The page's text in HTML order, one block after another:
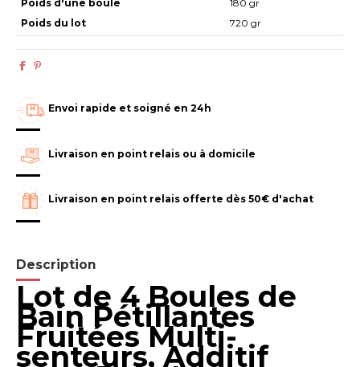
Poids d'une boule
Poids du lot
180 gr
720 gr
Envoi rapide et soigné en 24h
Livraison en point relais ou à domicile
Livraison en point relais offerte dès 50€ d'achat
Description
Lot de 4 Boules de
Bain Pétillantes
Fruitées Multi-
senteurs, Additif